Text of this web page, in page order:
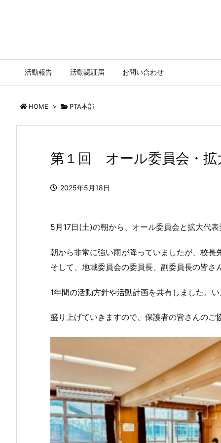
活動報告 活動認証届 お問い合わせ
HOME > PTA本部
第１回 オール委員会・拡
2025年5月18日
5月17日(土)の朝から、オール委員会と拡大代
朝から非常に強い雨が降っていましたが、校
そして、地域委員会の委員長、副委員長の皆さ
1年間の活動方針や活動計画を共有しました。
盛り上げていきますので、保護者の皆さんのご